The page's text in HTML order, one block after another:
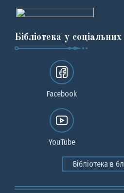
Бібліотека у
Facebook
YouTube
Бібліотека в